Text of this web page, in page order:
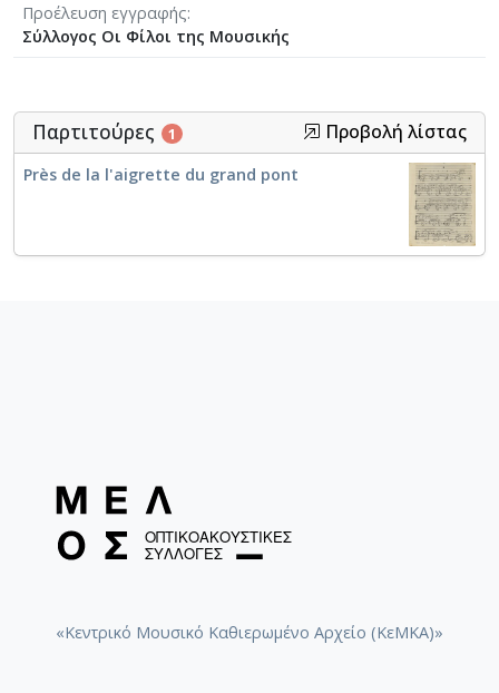
Προέλευση εγγραφής
Σύλλογος Οι Φίλοι της Μουσικής
Παρτιτούρες 1 Προβολή λίστας
Près de la l'aigrette du grand pont
«Κεντρικό Μουσικό Καθιερωμένο Αρχείο (ΚεΜΚΑ)»